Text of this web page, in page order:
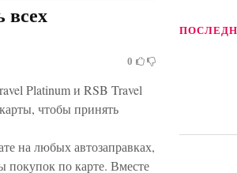
всех
0
Platinum и RSB Travel
чтобы принять
на любых автозаправках,
покупок по карте. Вместе